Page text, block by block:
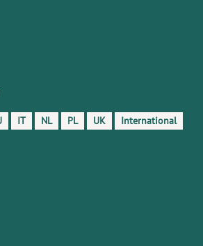
IT NL PL UK International